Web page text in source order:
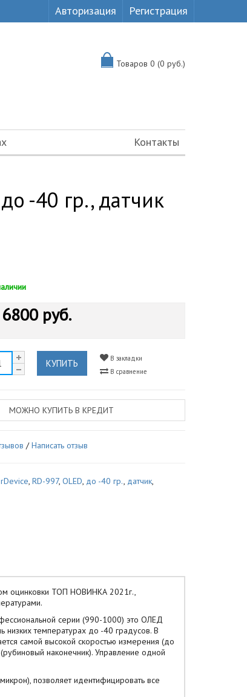
Авторизация Регистрация
Товаров 0 (0 руб.)
Контакты
-40 гр., датчик
6800 руб.
КУПИТЬ
В закладки
В сравнение
МОЖНО КУПИТЬ В КРЕДИТ
/Написать отзыв
rDevice,RD-997,OLED, до -40 гр., датчик,
оцинковки ТОП НОВИНКА 2021г.,
серии (990-1000) это ОЛЕД
низких температурах до -40 градусов. В
самой высокой скоростью измерения (до
наконечник). Управление одной
позволяет идентифицировать все